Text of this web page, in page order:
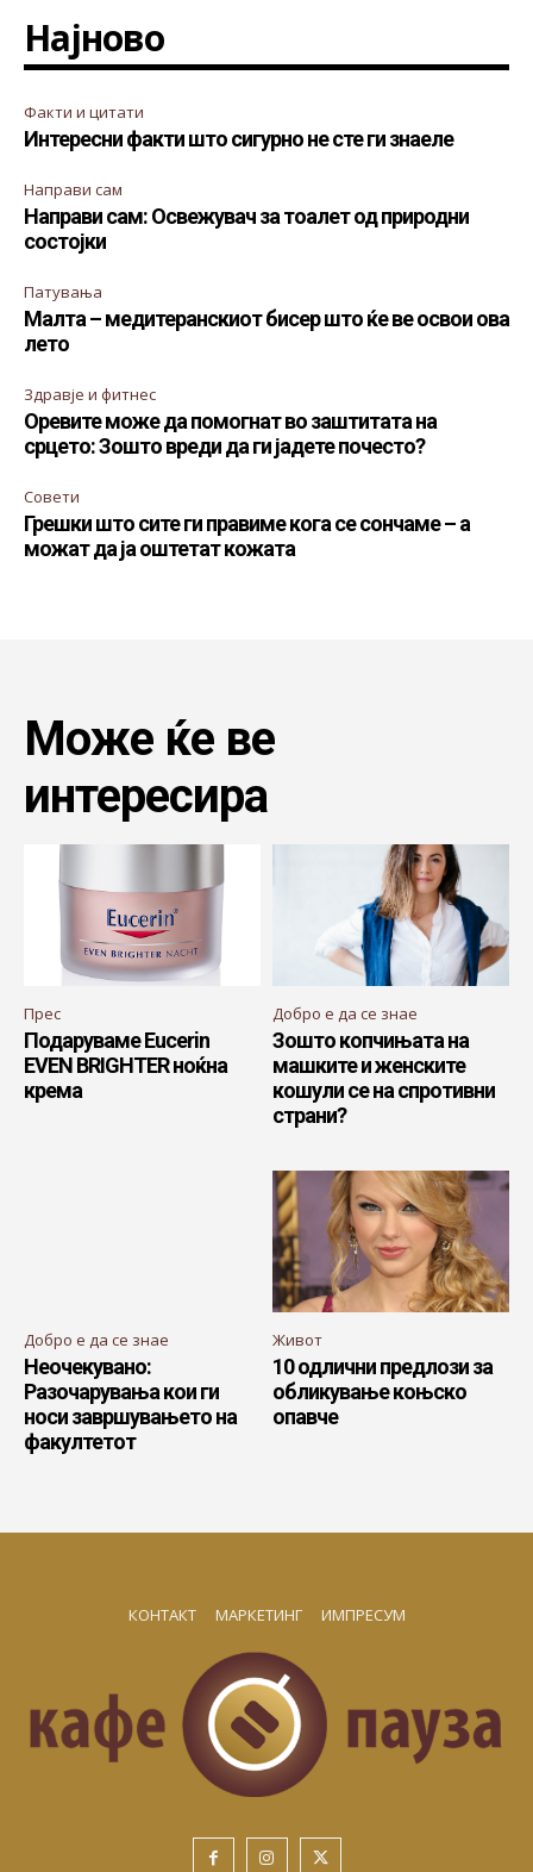
Најново
Факти и цитати
Интересни факти што сигурно не сте ги знаеле
Направи сам
Направи сам: Освежувач за тоалет од природни
состојки
Патувања
Малта – медитеранскиот бисер што ќе ве освои ова
лето
Здравје и фитнес
Оревите може да помогнат во заштитата на
срцето: Зошто вреди да ги јадете почесто?
Совети
Грешки што сите ги правиме кога се сончаме – а
можат да ја оштетат кожата
Може ќе ве
интересира
Прес
Подаруваме Eucerin
EVEN BRIGHTER ноќна
крема
Добро е да се знае
Зошто копчињата на
машките и женските
кошули се на спротивни
страни?
Добро е да се знае
Неочекувано:
Разочарувања кои ги
носи завршувањето на
факултетот
Живот
10 одлични предлози за
обликување коњско
опавче
КОНТАКТ МАРКЕТИНГ ИМПРЕСУМ